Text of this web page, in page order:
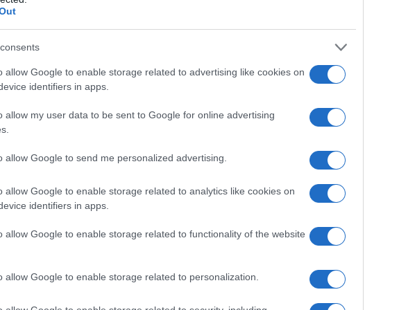
allow Google to enable storage related to advertising like cookies on
identifiers in apps.
allow my user data to be sent to Google for online advertising
allow Google to send me personalized advertising.
allow Google to enable storage related to analytics like cookies on
identifiers in apps.
allow Google to enable storage related to functionality of the website
allow Google to enable storage related to personalization.
πλήγματα της Ουκρανίας
την ανοιχτή επιστολή που έστειλε ο
ζητώντας του απευθείας διάλογο. Η Μόσχα,
τον Ρώσο πρόεδρο να ξεκαθαρίζει ότι οι
όταν εκπληρωθούν όλοι οι στρατηγικοί
γεωμετρικά. Το Κίεβο απέδειξε
βαθιά στη ρωσική επικράτεια,
—σύμφωνα με τη Μόσχα— επίθεση με drones
τη λήξη του μεγάλου Οικονομικού
απόσταση 1.000 χιλιομέτρων από τα
και νεκροί στη Ζαπορίζια
δήλωσε για Ιράν,
Νοημοσύνη και
ΔΙΕΘΝΗ
Ρωσία: Ο Πούτιν
αεροδρομίου
προϋπολογισμός
ΔΙΕΘΝΗ
07/08/26 - 15:10
στόχαστρο στελέχη
07/08/26 - 15:04
Λονδίνο: Φύλακας